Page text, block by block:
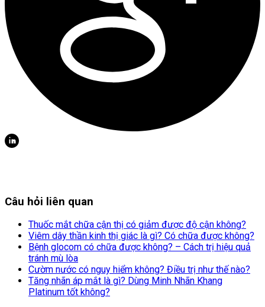
Câu hỏi liên quan
Thuốc mắt chữa cận thị có giảm được độ cận không?
Viêm dây thần kinh thị giác là gì? Có chữa được không?
Bệnh glocom có chữa được không? – Cách trị hiệu quả
tránh mù lòa
Cườm nước có nguy hiểm không? Điều trị như thế nào?
Tăng nhãn áp mắt là gì? Dùng Minh Nhãn Khang
Platinum tốt không?